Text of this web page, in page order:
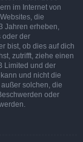
im Internet von
die
Jahren erheben,
oder der
bist, ob dies auf dich
zutrifft, ziehe einen
Limited und der
und nicht die
solchen, die
oder